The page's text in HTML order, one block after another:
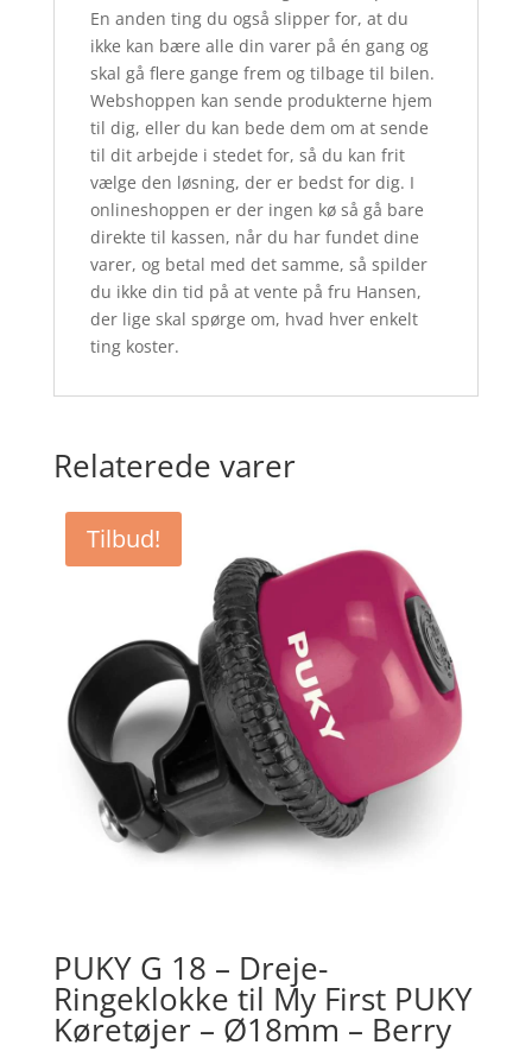
En anden ting du også slipper for, at du
ikke kan bære alle din varer på én gang og
skal gå flere gange frem og tilbage til bilen.
Webshoppen kan sende produkterne hjem
til dig, eller du kan bede dem om at sende
til dit arbejde i stedet for, så du kan frit
vælge den løsning, der er bedst for dig. I
onlineshoppen er der ingen kø så gå bare
direkte til kassen, når du har fundet dine
varer, og betal med det samme, så spilder
du ikke din tid på at vente på fru Hansen,
der lige skal spørge om, hvad hver enkelt
ting koster.
Relaterede varer
Tilbud!
PUKY G 18 – Dreje-
Ringeklokke til My First PUKY
Køretøjer – Ø18mm – Berry